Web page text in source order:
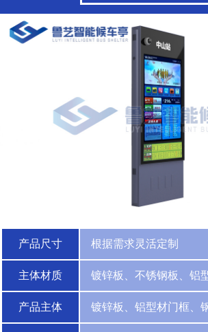
产品尺寸 根据需求灵活定制
主体材质 镀锌板、不锈钢板、铝
产品主体 镀锌板、铝型材门框、